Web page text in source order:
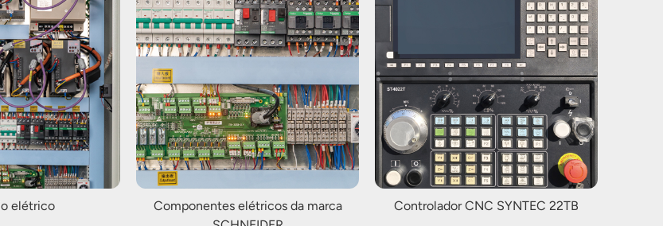
elétrico
Componentes elétricos da marca
Controlador CNC SYNTEC 22TB